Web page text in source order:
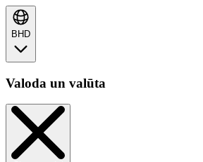
BHD
Valoda un valūta